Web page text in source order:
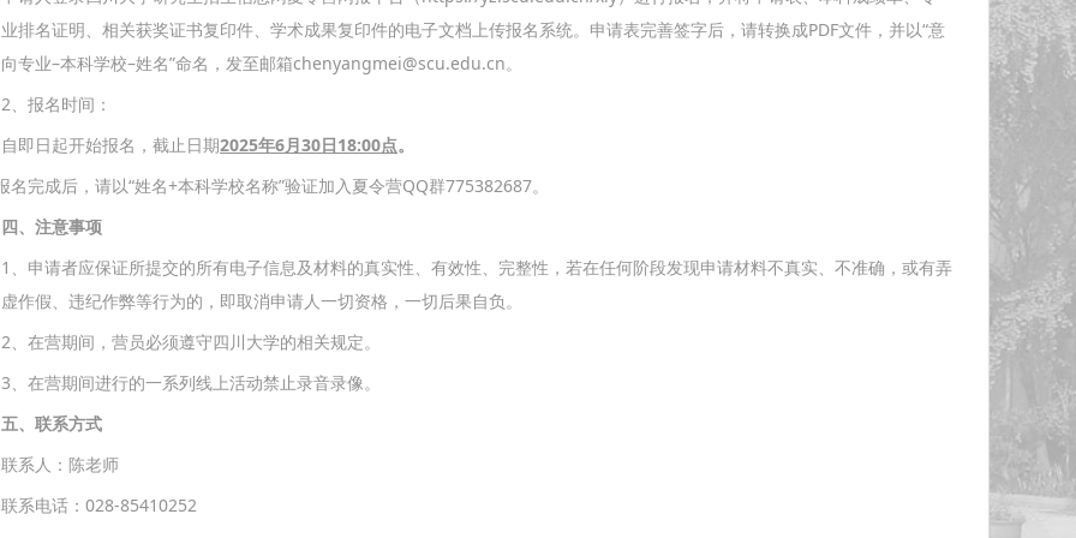
业排名证明、相关获奖证书复印件、学术成果复印件的电子文档上传报名系统。申请表完善签字后，请转换成PDF文件，并以“意
向专业–本科学校–姓名”命名，发至邮箱chenyangmei@scu.edu.cn。
2、报名时间：
自即日起开始报名，截止日期2025年6月30日18:00点。
名完成后，请以“姓名+本科学校名称”验证加入夏令营QQ群775382687。
四、注意事项
1、申请者应保证所提交的所有电子信息及材料的真实性、有效性、完整性，若在任何阶段发现申请材料不真实、不准确，或有弄
虚作假、违纪作弊等行为的，即取消申请人一切资格，一切后果自负。
2、在营期间，营员必须遵守四川大学的相关规定。
3、在营期间进行的一系列线上活动禁止录音录像。
五、联系方式
联系人：陈老师
联系电话：028-85410252